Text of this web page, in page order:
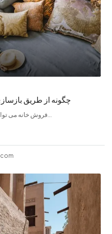
چگونه از طریق